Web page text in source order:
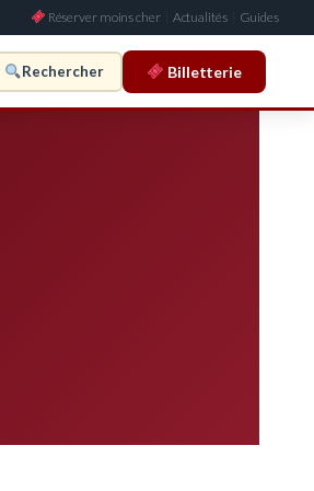
Réserver moins cher Actualités Guides
Rechercher Billetterie